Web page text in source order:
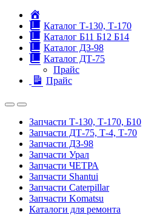
Каталог Т-130, Т-170
Каталог Б11 Б12 Б14
Каталог ДЗ-98
Каталог ДТ-75
Прайс
Прайс
Запчасти Т-130, Т-170, Б10
Запчасти ДТ-75, Т-4, Т-70
Запчасти ДЗ-98
Запчасти Урал
Запчасти ЧЕТРА
Запчасти Shantui
Запчасти Caterpillar
Запчасти Komatsu
Каталоги для ремонта